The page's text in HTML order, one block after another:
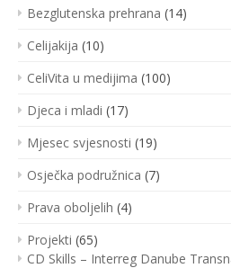
Bezglutenska prehrana (14)
Celijakija (10)
CeliVita u medijima (100)
Djeca i mladi (17)
Mjesec svjesnosti (19)
Osječka podružnica (7)
Prava oboljelih (4)
Projekti (65)
CD Skills – Interreg Danube